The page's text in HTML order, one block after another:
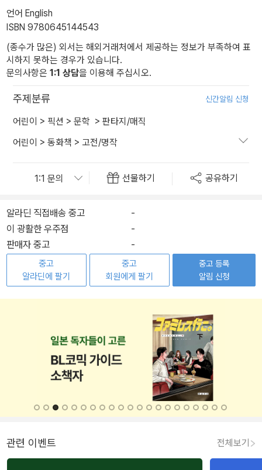
언어 English
ISBN 9780645144543
(종수가 많은) 외서는 해외거래처에서 제공하는 정보가 부족하여 표
시하지 못하는 경우가 있습니다.
문의사항은 1:1 상담을 이용해 주십시오.
주제분류 신간알림 신청
어린이 > 픽션 > 문학 > 판타지/매직
어린이 > 동화책 > 고전/명작
선물하기 공유하기
알라딘 직접배송 중고
-
이 광활한 우주점
-
판매자 중고
-
중고
알라딘에 팔기
중고
회원에게 팔기
중고 등록
알림 신청
관련 이벤트 전체보기